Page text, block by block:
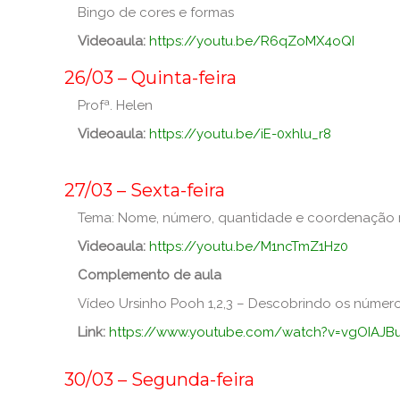
Bingo de cores e formas
Videoaula: https://youtu.be/R6qZoMX4oQI
26/03 – Quinta-feira
Profª. Helen
Videoaula: https://youtu.be/iE-0xhlu_r8
27/03 – Sexta-feira
Tema: Nome, número, quantidade e coordenação
Videoaula: https://youtu.be/M1ncTmZ1Hz0
Complemento de aula
Vídeo Ursinho Pooh 1,2,3 – Descobrindo os
Link: https://www.youtube.com/
30/03 – Segunda-feira